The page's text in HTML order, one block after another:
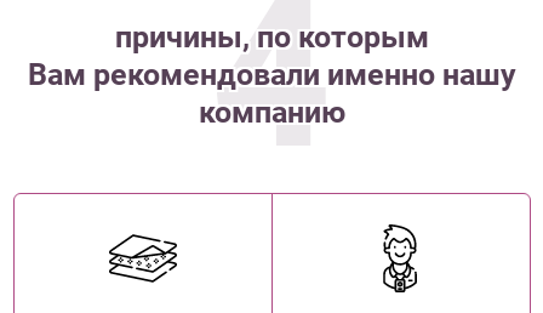
4
причины, по которым
Вам рекомендовали именно нашу
компанию